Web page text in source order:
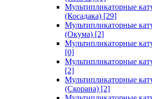
Мультипликаторные
(Косадака) [29]
Мультипликаторные
(Окума) [2]
Мультипликаторные
[0]
Мультипликаторные
[2]
Мультипликаторные
(Скорана) [2]